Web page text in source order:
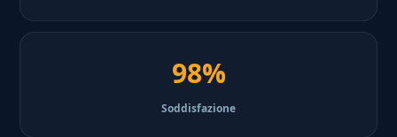
98%
Soddisfazione